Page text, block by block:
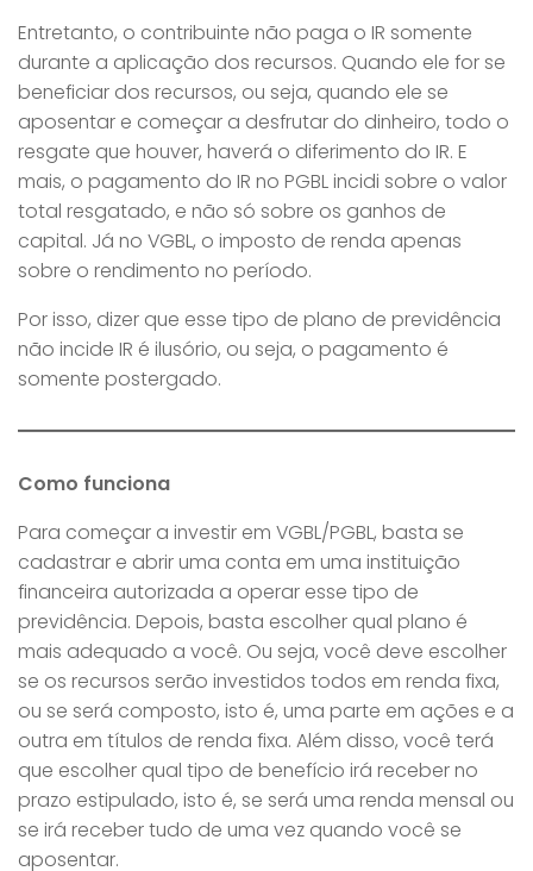
Entretanto, o contribuinte não paga o IR somente
durante a aplicação dos recursos. Quando ele for se
beneficiar dos recursos, ou seja, quando ele se
aposentar e começar a desfrutar do dinheiro, todo o
resgate que houver, haverá o diferimento do IR. E
mais, o pagamento do IR no PGBL incidi sobre o valor
total resgatado, e não só sobre os ganhos de
capital. Já no VGBL, o imposto de renda apenas
sobre o rendimento no período.
Por isso, dizer que esse tipo de plano de previdência
não incide IR é ilusório, ou seja, o pagamento é
somente postergado.
Como funciona
Para começar a investir em VGBL/PGBL, basta se
cadastrar e abrir uma conta em uma instituição
financeira autorizada a operar esse tipo de
previdência. Depois, basta escolher qual plano é
mais adequado a você. Ou seja, você deve escolher
se os recursos serão investidos todos em renda fixa,
ou se será composto, isto é, uma parte em ações e a
outra em títulos de renda fixa. Além disso, você terá
que escolher qual tipo de benefício irá receber no
prazo estipulado, isto é, se será uma renda mensal ou
se irá receber tudo de uma vez quando você se
aposentar.